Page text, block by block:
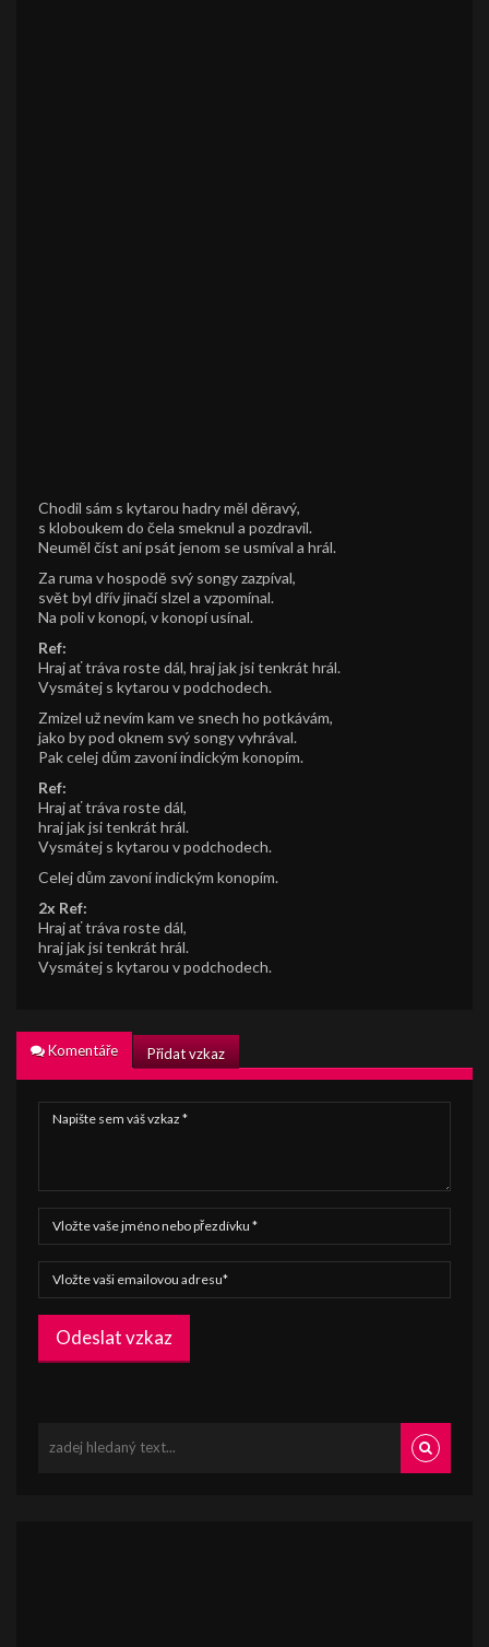
Chodil sám s kytarou hadry měl děravý,
s kloboukem do čela smeknul a pozdravil.
Neuměl číst ani psát jenom se usmíval a hrál.
Za ruma v hospodě svý songy zazpíval,
svět byl dřív jinačí slzel a vzpomínal.
Na poli v konopí, v konopí usínal.
Ref:
Hraj ať tráva roste dál, hraj jak jsi tenkrát hrál.
Vysmátej s kytarou v podchodech.
Zmizel už nevím kam ve snech ho potkávám,
jako by pod oknem svý songy vyhrával.
Pak celej dům zavoní indickým konopím.
Ref:
Hraj ať tráva roste dál,
hraj jak jsi tenkrát hrál.
Vysmátej s kytarou v podchodech.
Celej dům zavoní indickým konopím.
2x Ref:
Hraj ať tráva roste dál,
hraj jak jsi tenkrát hrál.
Vysmátej s kytarou v podchodech.
Komentáře Přidat vzkaz
Odeslat vzkaz